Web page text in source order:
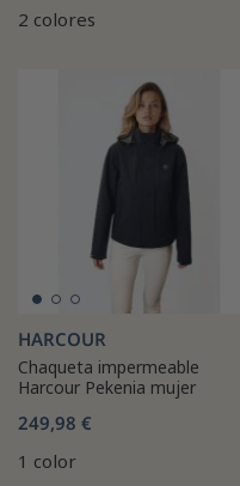
2 colores
HARCOUR
Chaqueta impermeable
Harcour Pekenia mujer
249,98 €
1 color